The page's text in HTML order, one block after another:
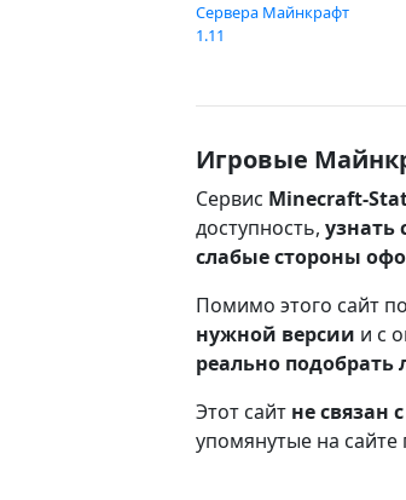
Сервера Майнкрафт
1.11
Игровые
Сервис Minecraft-
доступность, узнать
слабые стороны
Помимо этого сайт
нужной версии и с
реально
Этот сайт не
упомянутые на